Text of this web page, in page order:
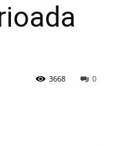
0
3668